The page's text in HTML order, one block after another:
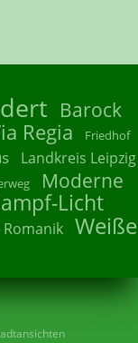
Barock
Regia Friedhof
Landkreis Leipzig
Moderne
Licht
Weiße